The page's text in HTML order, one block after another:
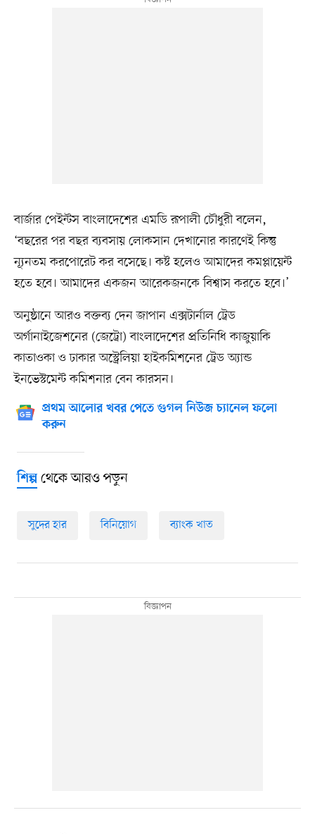
বার্জার পেইন্টস বাংলাদেশের এমডি রূপালী চৌধুরী বলেন,
‘বছরের পর বছর ব্যবসায় লোকসান দেখানোর কারণেই কিন্তু
ন্যূনতম করপোরেট কর বসেছে। কষ্ট হলেও আমাদের কমপ্লায়েন্ট
হতে হবে। আমাদের একজন আরেকজনকে বিশ্বাস করতে হবে।’
অনুষ্ঠানে আরও বক্তব্য দেন জাপান এক্সটার্নাল ট্রেড
অর্গানাইজেশনের (জেট্রো) বাংলাদেশের প্রতিনিধি কাজুয়াকি
কাতাওকা ও ঢাকার অস্ট্রেলিয়া হাইকমিশনের ট্রেড অ্যান্ড
ইনভেস্টমেন্ট কমিশনার বেন কারসন।
প্রথম আলোর খবর পেতে গুগল নিউজ চ্যানেল ফলো
করুন
শিল্পথেকে আরও পড়ুন
সুদের হার বিনিয়োগ ব্যাংক খাত